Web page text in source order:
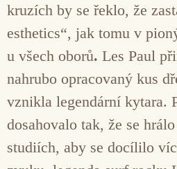
kruzích by se řeklo, že
esthetics“, jak tomu v
u všech oborů. Les Paul
nahrubo opracovaný kus
vznikla legendární kytara.
dosahovalo tak, že se
studiích, aby se docílilo